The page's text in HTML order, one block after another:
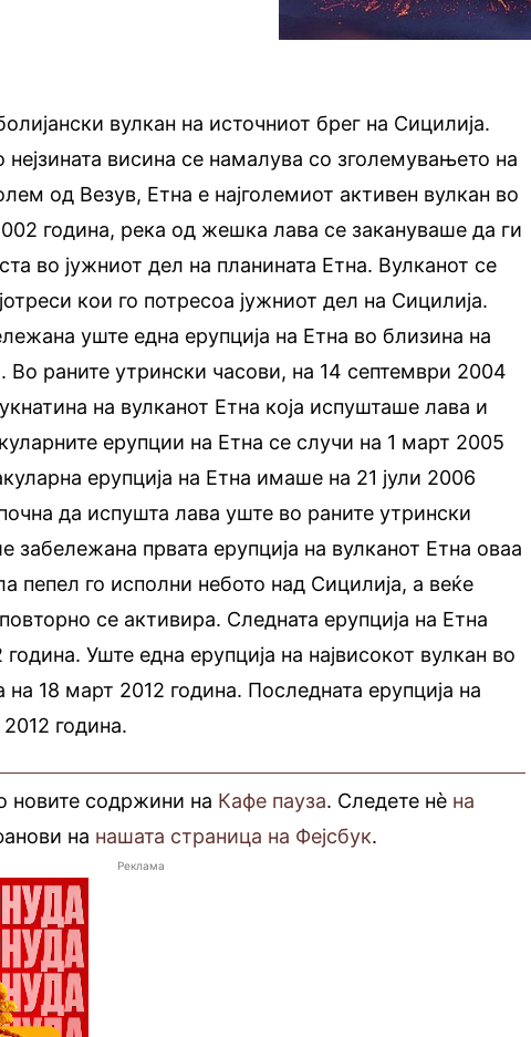
вулкан на источниот брег на Сицилија.
висина се намалува со зголемувањето на
од Везув, Етна е најголемиот активен вулкан во
година, река од жешка лава се закануваше да ги
во јужниот дел на планината Етна. Вулканот се
кои го потресоа јужниот дел на Сицилија.
уште една ерупција на Етна во близина на
Во раните утрински часови, на 14 септември 2004
на вулканот Етна која испушташе лава и
ерупции на Етна се случи на 1 март 2005
ерупција на Етна имаше на 21 јули 2006
да испушта лава уште во раните утрински
забележана првата ерупција на вулканот Етна оваа
пепел го исполни небото над Сицилија, а веќе
се активира. Следната ерупција на Етна
Уште една ерупција на највисокот вулкан во
18 март 2012 година. Последната ерупција на
година.
новите содржини на Кафе пауза. Следете нè на
на нашата страница на Фејсбук.
Реклама